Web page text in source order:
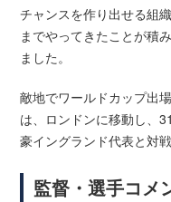
チャンスを作り出せる組
までやってきたことが積
ました。
敵地でワールドカップ出
は、ロンドンに移動し、
豪イングランド代表と対戦
監督・選手コメ